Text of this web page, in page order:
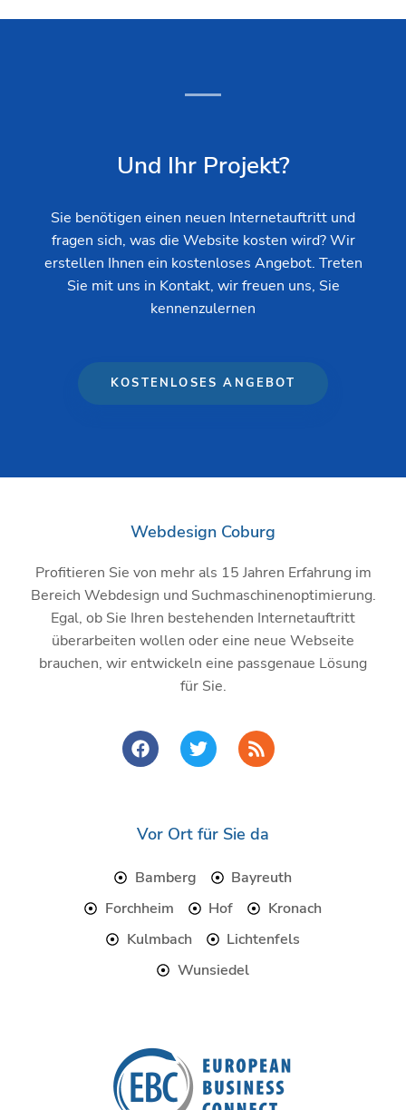
Und Ihr Projekt?
Sie benötigen einen neuen Internetauftritt und
fragen sich, was die Website kosten wird? Wir
erstellen Ihnen ein kostenloses Angebot. Treten
Sie mit uns in Kontakt, wir freuen uns, Sie
kennenzulernen
KOSTENLOSES ANGEBOT
Webdesign Coburg
Profitieren Sie von mehr als 15 Jahren Erfahrung im
Bereich Webdesign und Suchmaschinenoptimierung.
Egal, ob Sie Ihren bestehenden Internetauftritt
überarbeiten wollen oder eine neue Webseite
brauchen, wir entwickeln eine passgenaue Lösung
für Sie.
F
a
c
o
o
T
w
i
e
r
R
s
s
Vor Ort für Sie da
Bamberg
Bayreuth
Forchheim
Hof
Kronach
Kulmbach
Lichtenfels
Wunsiedel